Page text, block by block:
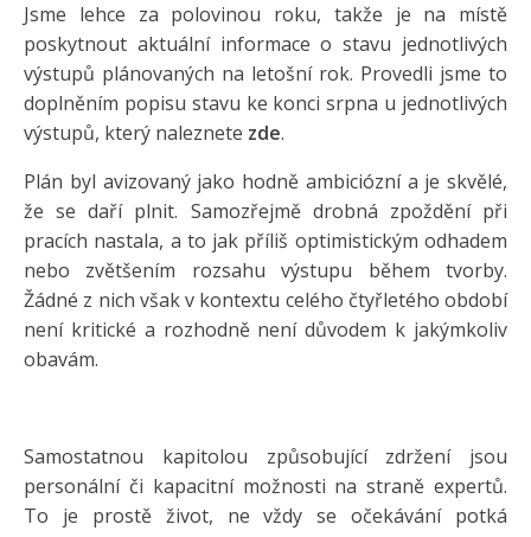
Jsme lehce za polovinou roku, takže je na místě
poskytnout aktuální informace o stavu jednotlivých
výstupů plánovaných na letošní rok. Provedli jsme to
doplněním popisu stavu ke konci srpna u jednotlivých
výstupů, který naleznete zde.
Plán byl avizovaný jako hodně ambiciózní a je skvělé,
že se daří plnit. Samozřejmě drobná zpoždění při
pracích nastala, a to jak příliš optimistickým odhadem
nebo zvětšením rozsahu výstupu během tvorby.
Žádné z nich však v kontextu celého čtyřletého období
není kritické a rozhodně není důvodem k jakýmkoliv
obavám.
Samostatnou kapitolou způsobující zdržení jsou
personální či kapacitní možnosti na straně expertů.
To je prostě život, ne vždy se očekávání potká